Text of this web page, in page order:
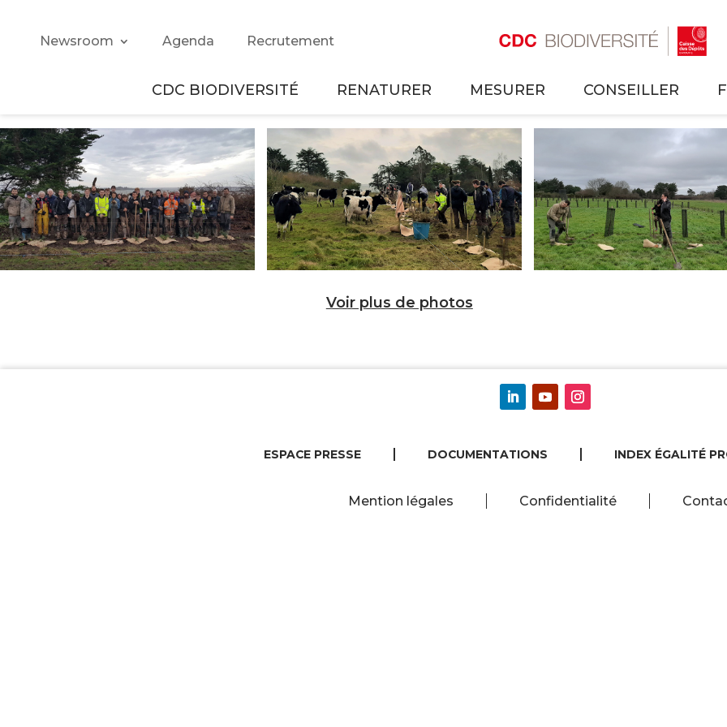
Newsroom Agenda Recrutement
CDC BIODIVERSITÉ RENATURER MESURER CONSEILLER
Voir plus de photos
ESPACE PRESSE DOCUMENTATIONS INDEX ÉGALITÉ
Mention légales Confidentialité